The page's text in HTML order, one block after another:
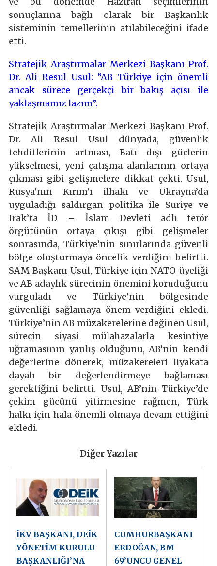
sonuçlarına bağlı olarak bir Başkanlık
sisteminin temellerinin atılabileceğini ifade
etti.
Stratejik Araştırmalar Merkezi Başkanı Prof.
Dr. Ali Resul Usul: “AB Türkiye için önemli
ancak sürece gerçekçi bir bakış açısı ile
yaklaşmamız lazım”.
Stratejik Araştırmalar Merkezi Başkanı Prof.
Dr. Ali Resul Usul dünyada, güvenlik
tehditlerinin artması, Batı dışı güçlerin
yükselmesi, yeni çatışma alanlarının ortaya
çıkması gibi gelişmelere dikkat çekti. Usul,
Rusya’nın Kırım’ı ilhakı ve Ukrayna’da
uyguladığı saldırgan politika ile Suriye ve
Irak’ta İD – İslam Devleti adlı terör
örgütünün ortaya çıkışı gibi gelişmeler
sonrasında, Türkiye’nin sınırlarında güvenli
bölge oluşturmaya öncelik verdiğini belirtti.
SAM Başkanı Usul, Türkiye için NATO üyeliği
ve AB adaylık sürecinin önemini koruduğunu
vurguladı ve Türkiye’nin bölgesinde
güvenliği sağlamaya önem verdiğini ekledi.
Türkiye’nin AB müzakerelerine değinen Usul,
sürecin siyasi mülahazalarla kesintiye
uğramasının yanlış olduğunu, AB’nin kendi
değerlerine dönerek, müzakereleri liyakata
dayalı bir değerlendirmeye bağlaması
gerektiğini belirtti. Usul, AB’nin Türkiye’de
çekim gücünü yitirmesine rağmen, Türk
halkı için hala önemli olmaya devam ettiğini
ekledi.
Diğer Yazılar
İKV BAŞKANI, DEİK
YÖNETİM KURULU
BAŞKANLIĞI’NA
CUMHURBAŞKANI
ERDOĞAN, BM
69’UNCU GENEL